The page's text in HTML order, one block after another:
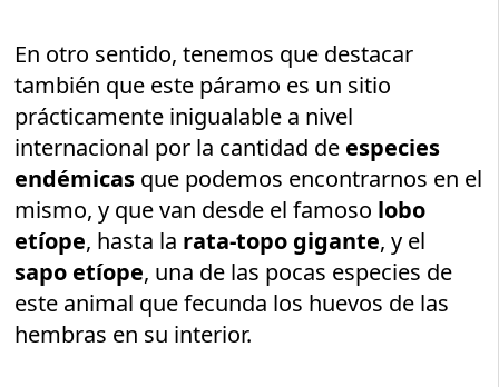
En otro sentido, tenemos que destacar
también que este páramo es un sitio
prácticamente inigualable a nivel
internacional por la cantidad de especies
endémicas que podemos encontrarnos en el
mismo, y que van desde el famoso lobo
etíope, hasta la rata-topo gigante, y el
sapo etíope, una de las pocas especies de
este animal que fecunda los huevos de las
hembras en su interior.